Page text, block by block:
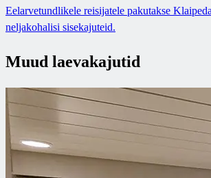
Eelarvetundlikele reisijatele pakutakse
neljakohalisi sisekajuteid.
Muud laevakajutid